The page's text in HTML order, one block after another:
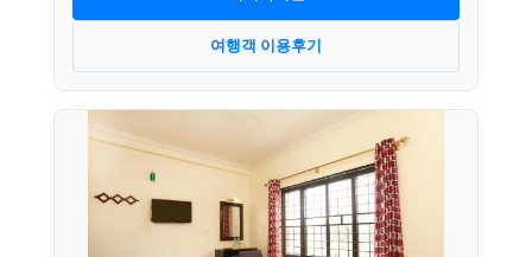
여행객 이용후기